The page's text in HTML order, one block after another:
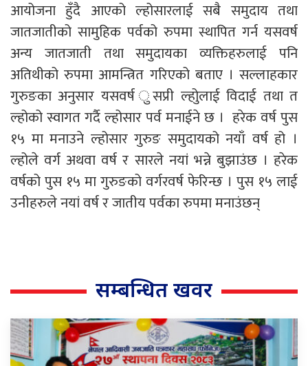
आयोजना हुँदै आएको ल्होसारलाई सबै समुदाय तथा
जातजातीको सामुहिक पर्वको रुपमा स्थापित गर्न यसवर्ष
अन्य जातजाती तथा समुदायका व्यक्तिहरुलाई पनि
अतिथीको रुपमा आमन्त्रित गरिएको बताए । सल्लाहकार
गुरुङका अनुसार यसवर्ष ुसप्री ल्होुलाई विदाई तथा त
ल्होको स्वागत गर्दै ल्होसार पर्व मनाईने छ । हरेक वर्ष पुस
१५ मा मनाउने ल्होसार गुरुङ समुदायको नयाँ वर्ष हो ।
ल्होले वर्ग अथवा वर्ष र सारले नयां भन्ने बुझाउंछ । हरेक
वर्षको पुस १५ मा गुरुङको वर्गरवर्ष फेरिन्छ । पुस १५ लाई
उनीहरुले नयां वर्ष र जातीय पर्वका रुपमा मनाउंछन्
सम्बन्धित खवर